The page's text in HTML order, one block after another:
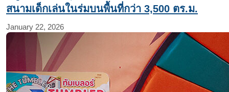
สนามเด็กเล่นในร่มบนพื้นที่กว่า 3,500 ตร.ม.
January 22, 2026